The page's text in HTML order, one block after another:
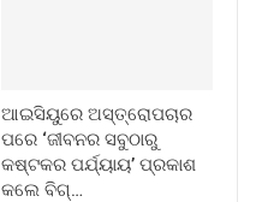
ଆଇସିୟୁରେ ଅସ୍ତ୍ରୋପଚାର
ପରେ ‘ଜୀବନର ସବୁଠାରୁ
କଷ୍ଟକର ପର୍ଯ୍ୟାୟ’ ପ୍ରକାଶ
କଲେ ବିଗ୍‌…